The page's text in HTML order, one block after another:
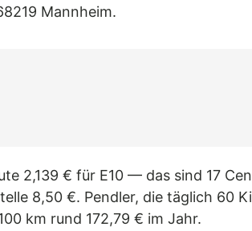
Mannheim.
2,139 € für E10 — das sind 17
8,50 €. Pendler, die täglich 60
km rund 172,79 € im Jahr.